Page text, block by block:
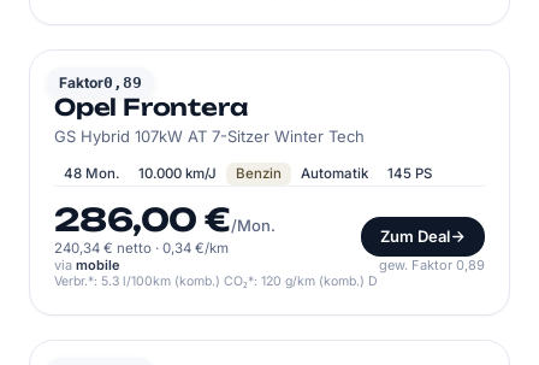
Faktor0,89
OPEL
Opel Frontera
GS Hybrid 107kW AT 7-Sitzer Winter Tech
48 Mon. 10.000 km/J Benzin Automatik 145 PS
286,00 €/Mon.
240,34 € netto · 0,34 €/km
Zum Deal
via mobile gew. Faktor 0,89
Verbr.*: 5.3 l/100km (komb.) CO₂*: 120 g/km (komb.) D